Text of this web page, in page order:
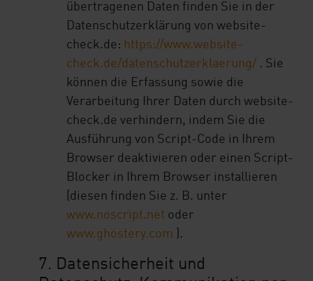
übertragenen Daten finden Sie in der
Datenschutzerklärung von website-
check.de: https://www.website-
check.de/datenschutzerklaerung/ . Sie
können die Erfassung sowie die
Verarbeitung Ihrer Daten durch website-
check.de verhindern, indem Sie die
Ausführung von Script-Code in Ihrem
Browser deaktivieren oder einen Script-
Blocker in Ihrem Browser installieren
(diesen finden Sie z. B. unter
www.noscript.net oder
www.ghostery.com
).
7. Datensicherheit und